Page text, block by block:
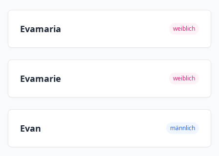
Evamaria weiblich
Evamarie weiblich
Evan männlich